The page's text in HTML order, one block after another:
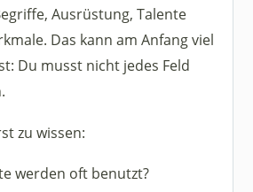
Ausrüstung, Talente
Das kann am Anfang viel
Du musst nicht jedes Feld
zu wissen:
werden oft benutzt?